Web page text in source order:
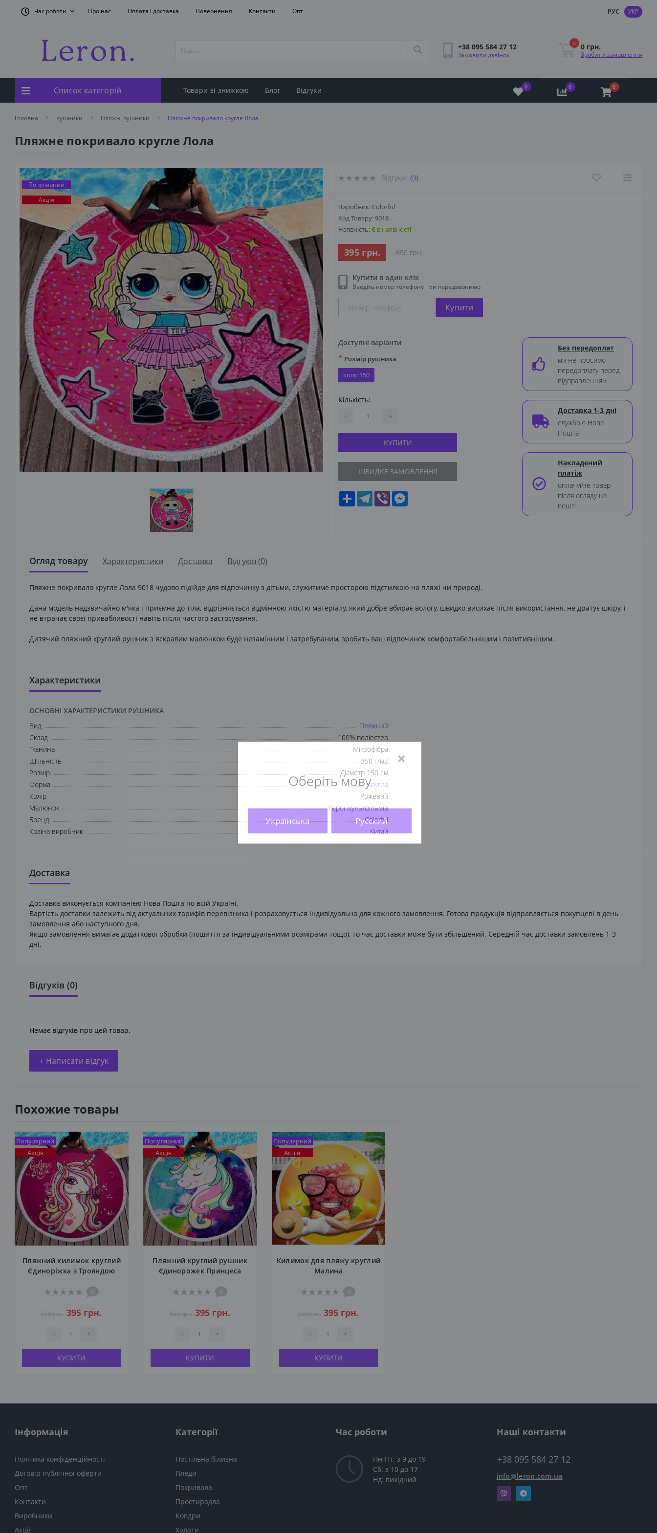
Час роботи Про нас Оплата і доставка Повернення Контакти Опт РУС УКР
+38 095 584 27 12
Замовити дзвінок
0 0 грн.
Зробити замовлення
Список категорій Товари зі знижкою Блог Відгуки 0 0 0
Головна Рушники Пляжні рушники Пляжне покривало кругле Лола
Оберіть мову
Пляжне покривало кругле Лола
Популярний
Акція
Відгуки: (0)
Виробник: Colorful
Код Товару: 9018
Наявність:Є в наявності
395 грн. 650 грн.
Купити в один клік
Введіть номер телефону і ми передзвонимо
Купити
Доступні варіанти
* Розмір рушника
коло 150
Кількість:
- +
КУПИТИ
ШВИДКЕ ЗАМОВЛЕННЯ
Share Telegram
Viber
Без передоплат
ми не просимо
передоплату перед
відправленням
Доставка 1-3 дні
службою Нова
Пошта
Накладений
платіж
оплачуйте товар
після огляду на
пошті
Огляд товару Характеристики Доставка Відгуків (0)
Пляжне покривало кругле Лола 9018 чудово підійде для відпочинку з дітьми, служитиме просторою підстилкою на пляжі чи природі.
Дана модель надзвичайно м'яка і приємна до тіла, відрізняється відмінною якістю матеріалу, який добре вбирає вологу, швидко висихає після використання, не дратує шкіру, і
не втрачає своєї привабливості навіть після частого застосування.
Дитячий пляжний круглий рушник з яскравим малюнком буде незамінним і затребуваним, зробить ваш відпочинок комфортабельнішим і позитивнішим.
Характеристики
ОСНОВНІ ХАРАКТЕРИСТИКИ РУШНИКА
Вид
Пляжний
Склад
100% поліестер
Тканина
Мікрофібра
Щільність
350 г/м2
Розмір
Діаметр 150 см
Форма
Кругла
Колір
Рожевий
Малюнок
Герої мультфільмів
Бренд
Colorful
Країна виробник
Китай
Доставка
Доставка виконується компанією Нова Пошта по всій Україні.
Вартість доставки залежить від актуальних тарифів перевізника і розраховується індивідуально для кожного замовлення. Готова продукція відправляється покупцеві в день
замовлення або наступного дня.
Якщо замовлення вимагає додаткової обробки (пошиття за індивідуальними розмірами тощо), то час доставки може бути збільшений. Середній час доставки замовлень 1-3
дні.
Відгуків (0)
Немає відгуків про цей товар.
+ Написати відгук
Похожие товары
Популярний
Акція
Пляжний килимок круглий
Єдиноріжка з Трояндою
650 грн. 395 грн.
- +
КУПИТИ
Популярний
Акція
Пляжний круглий рушник
Єдинорожек Принцеса
650 грн. 395 грн.
- +
КУПИТИ
Популярний
Акція
Килимок для пляжу круглий
Малина
650 грн. 395 грн.
- +
КУПИТИ
Інформація
Політика конфіденційності
Договір публічної оферти
Опт
Контакти
Виробники
Акції
Категорії
Постільна білизна
Пледи
Покривала
Простирадла
Ковдри
Халати
Час роботи
Пн-Пт: з 9 до 19
Сб: з 10 до 17
Нд: вихідний
Наші контакти
+38 095 584 27 12
info@leron.com.ua